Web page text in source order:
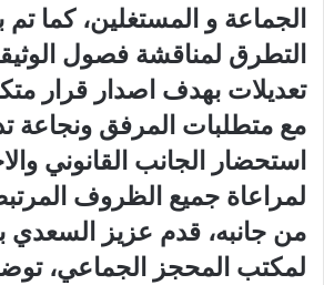
الجماعة و المستغلين، كما تم
التطرق لمناقشة فصول
تعديلات بهدف اصدار قرار
مع متطلبات المرفق ونجاعة
استحضار الجانب القانوني
لمراعاة جميع الظروف
من جانبه، قدم عزيز السعدي
لمكتب المحجز الجماعي،